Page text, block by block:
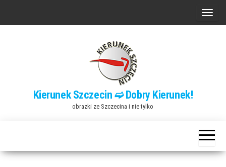
P
n
a
w
Kierunek Szczecin ➫ Dobry Kierunek!
obrazki ze Szczecina i nie tylko